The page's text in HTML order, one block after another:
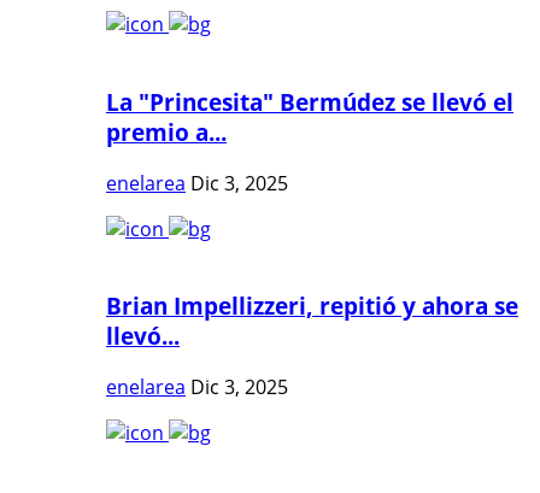
La "Princesita" Bermúdez se llevó el
premio a...
enelarea Dic 3, 2025
Brian Impellizzeri, repitió y ahora se
llevó...
enelarea Dic 3, 2025